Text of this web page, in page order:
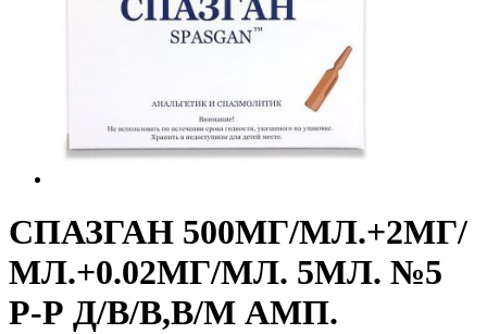
СПАЗГАН 500МГ/МЛ.+2МГ/
МЛ.+0.02МГ/МЛ. 5МЛ. №5
Р-Р Д/В/В,В/М АМП.